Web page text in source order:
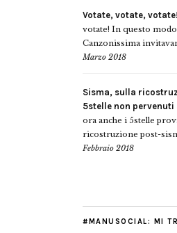
Votate, votate, votate!
votate! In questo
Canzonissima
Marzo 2018
Sisma, sulla
5stelle non pervenuti
ora anche i 5stelle
ricostruzione post-
Febbraio 2018
#MANUSOCIAL: MI